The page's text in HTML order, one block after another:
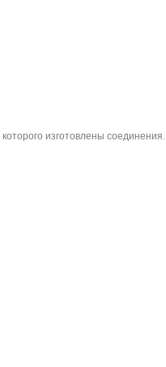
изготовлены соединения.